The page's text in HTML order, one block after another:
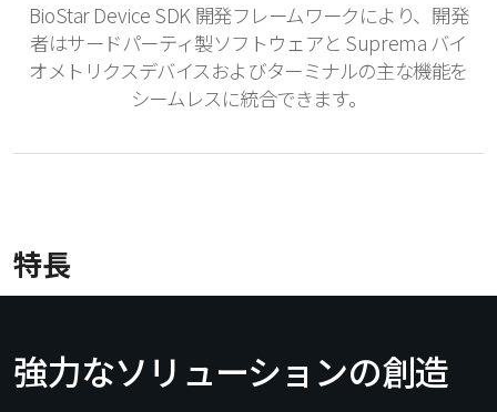
BioStar Device SDK 開発フレームワークにより、開発
者はサードパーティ製ソフトウェアと Suprema バイ
オメトリクスデバイスおよびターミナルの主な機能を
シームレスに統合できます。
特長
強力なソリューションの創造